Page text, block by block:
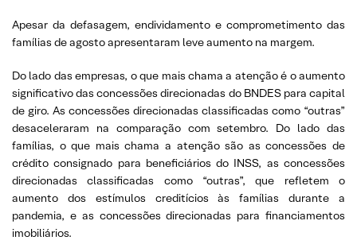
Apesar da defasagem, endividamento e comprometimento das
famílias de agosto apresentaram leve aumento na margem.
Do lado das empresas, o que mais chama a atenção é o aumento
significativo das concessões direcionadas do BNDES para capital
de giro. As concessões direcionadas classificadas como “outras”
desaceleraram na comparação com setembro. Do lado das
famílias, o que mais chama a atenção são as concessões de
crédito consignado para beneficiários do INSS, as concessões
direcionadas classificadas como “outras”, que refletem o
aumento dos estímulos creditícios às famílias durante a
pandemia, e as concessões direcionadas para financiamentos
imobiliários.